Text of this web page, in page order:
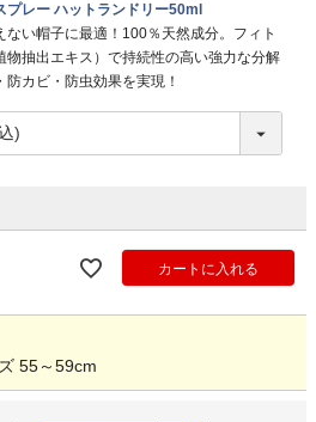
プレー ハットランドリー50ml
ない帽子に最適！100％天然成分。フィト
物抽出エキス）で持続性の高い強力な分解
防カビ・防虫効果を実現！
カートに入れる
55～59cm